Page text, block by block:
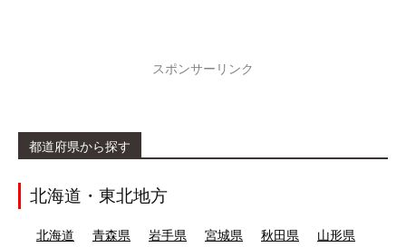
スポンサーリンク
都道府県から探す
北海道・東北地方
北海道 青森県 岩手県 宮城県 秋田県 山形県